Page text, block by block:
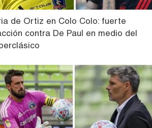
de Ortiz en Colo Colo: fuerte
contra De Paul en medio del